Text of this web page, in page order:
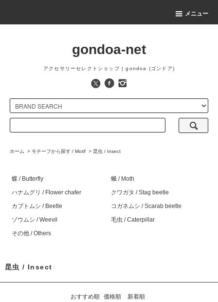
メニュー
gondoa-net
アクセサリーセレクトショップ | gondoa (ゴンドア)
ホーム > モチーフから探す / Motif > 昆虫 / Insect
蝶 / Butterfly
蛾 / Moth
ハナムグリ / Flower chafer
クワガタ / Stag beetle
カブトムシ / Beetle
コガネムシ / Scarab beetle
ゾウムシ / Weevil
毛虫 / Caterpillar
その他 / Others
昆虫 / Insect
おすすめ順 価格順 新着順